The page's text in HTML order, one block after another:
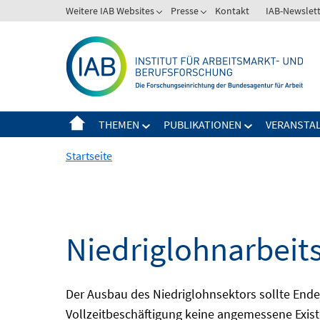
zum
Weitere IAB Websites Presse Kontakt IAB-
THEMEN PUBLIKATIONEN
Startseite
Der Ausbau des Niedriglohnsektors sollte
Vollzeitbeschäftigung keine angemessene